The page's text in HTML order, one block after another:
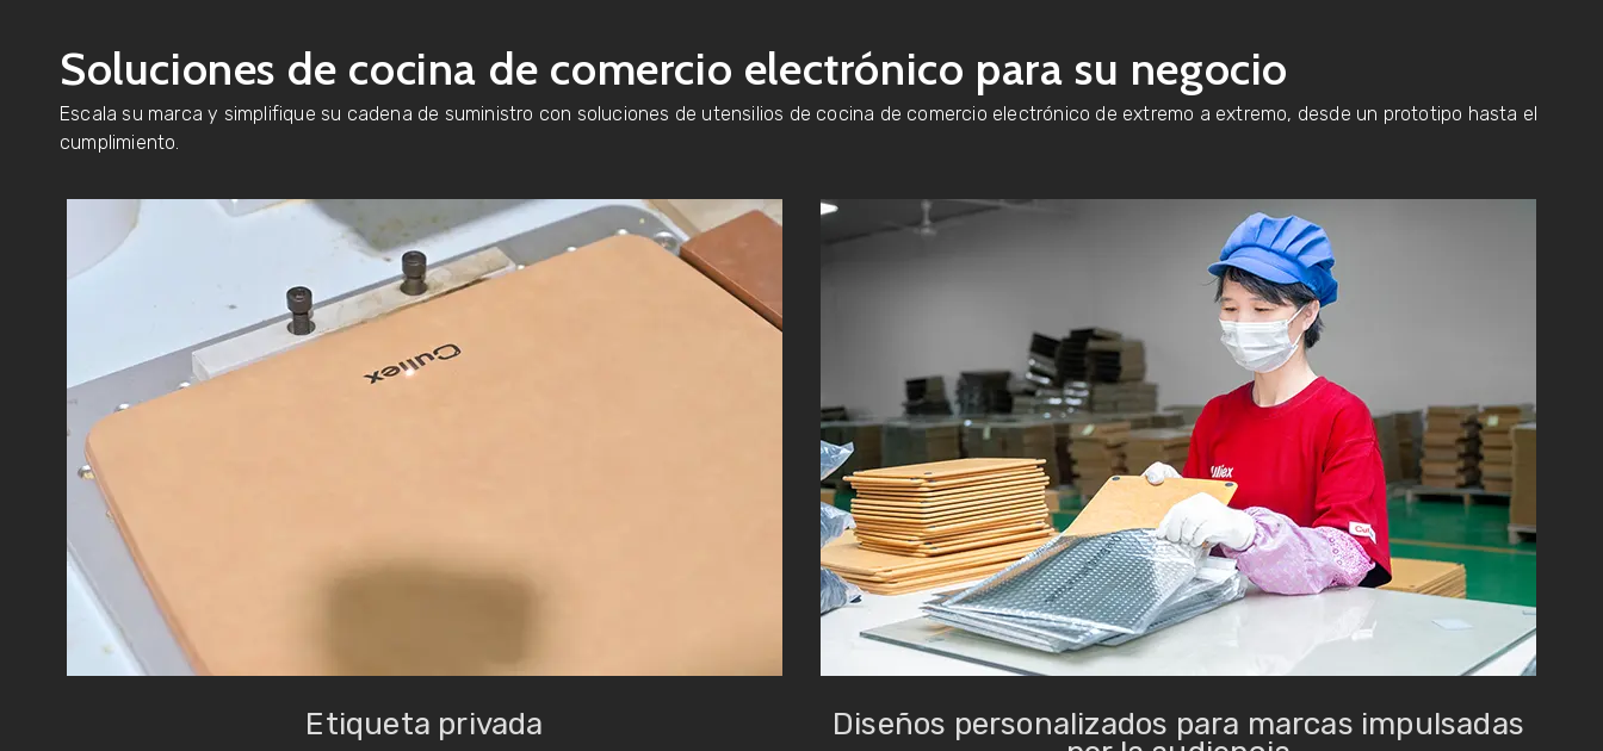
Soluciones de cocina de comercio electrónico para su negocio
Escala su marca y simplifique su cadena de suministro con soluciones de utensilios de cocina de comercio electrónico de extremo a extremo, desde un prototipo hasta el
cumplimiento.
Etiqueta privada Diseños personalizados para marcas impulsadas